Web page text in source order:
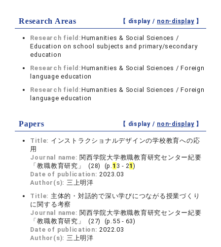
Research Areas 【 display / non-display】
Research field:Humanities & Social Sciences /
Education on school subjects and primary/secondary
education
Research field:Humanities & Social Sciences / Foreign
language education
Research field:Humanities & Social Sciences / Foreign
language education
Papers 【 display / non-display】
Title: インストラクショナルデザインの学校教育への応
用
Journal name: 関西学院大学教職教育研究センター紀要
「教職教育研究」 (28) (p.1 3 - 21)
Date of publication:2023.03
Author(s): 三上明洋
Title: 主体的・対話的で深い学びにつながる授業づくり
に関する考察
Journal name: 関西学院大学教職教育研究センター紀要
「教職教育研究」 (27) (p.55 - 63)
Date of publication:2022.03
Author(s): 三上明洋